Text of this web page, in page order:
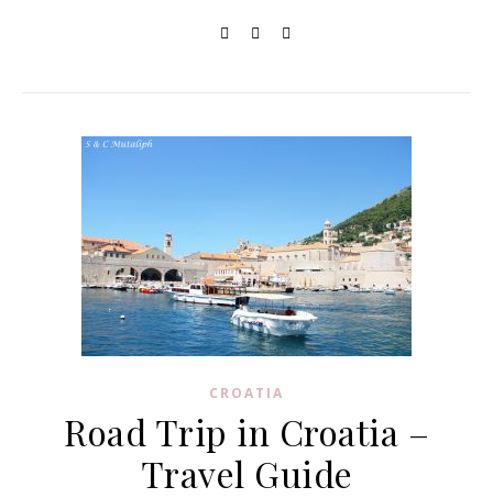
CROATIA
Road Trip in Croatia –
Travel Guide